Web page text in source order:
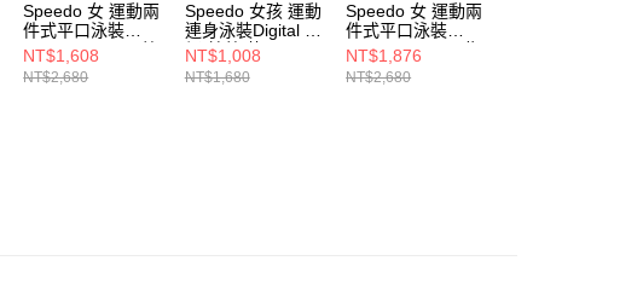
Speedo 女 運動兩
件式平口泳裝
Colourblock 黑/藍/
紫
NT$1,608
NT$2,680
Speedo 女孩 運動
連身泳裝Digital 黑/
橘/鈷藍/黃
NT$1,008
NT$1,680
Speedo 女 運動兩
件式平口泳裝
Colourblock 黑/紫/
橘
NT$1,876
NT$2,680